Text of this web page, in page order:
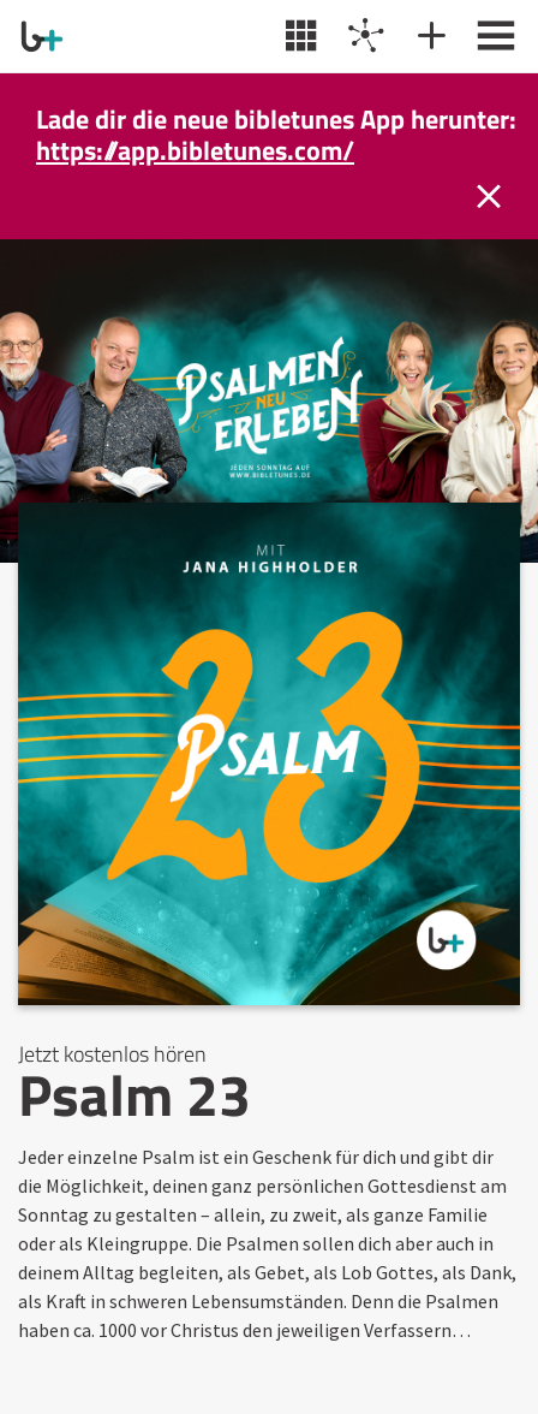
Lade dir die neue bibletunes App herunter:
https://app.bibletunes.com/
Jetzt kostenlos hören
Psalm 23
Jeder einzelne Psalm ist ein Geschenk für dich und gibt dir
die Möglichkeit, deinen ganz persönlichen Gottesdienst am
Sonntag zu gestalten – allein, zu zweit, als ganze Familie
oder als Kleingruppe. Die Psalmen sollen dich aber auch in
deinem Alltag begleiten, als Gebet, als Lob Gottes, als Dank,
als Kraft in schweren Lebensumständen. Denn die Psalmen
haben ca. 1000 vor Christus den jeweiligen Verfassern…